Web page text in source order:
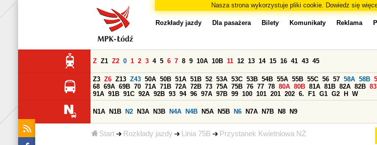
Nasza strona wykorzystuje pliki cookie. Dowiedz się
Start Rozkłady jazdy Linia 75B Przystanek Kwietniowa NŻ
Rozkłady jazdy Dla pasażera Bilety Komunikaty Reklama
Z Z1 Z2 0 1 2 3 4 5 6 7 8 9 10A 10B 11 12 13 14 15 16 41 43 45
Z3 Z6 Z13 Z43 50A 50B 51A 51B 52 53A 53C 53B 54B 55A 55B 55C 56 57 58A 58B
68 69A 69B 70 71A 71B 72A 72B 73 75A 75B 76 77 78 80A 80B 81A 81B 82A 82B 83
91A 91B 91C 92A 92B 93 94 96 97A 97B 99 100 101 201 202 6. F1 G1 G2 H W
N1A N1B N2 N3A N3B N4A N4B N5A N5B N6 N7A N7B N8 N9